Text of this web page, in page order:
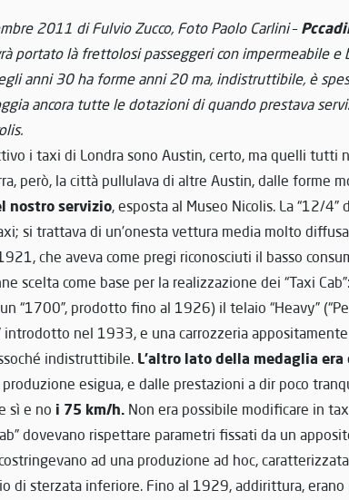
2011 di Fulvio Zucco, Foto Paolo Carlini–
portato là frettolosi passeggeri con impermeabile e
anni 30 ha forme anni 20 ma, indistruttibile, è
ancora tutte le dotazioni di quando prestava
i taxi di Londra sono Austin, certo, ma quelli
però, la città pullulava di altre Austin, dalle forme
nostro servizio, esposta al Museo Nicolis. La “12/
si trattava di un’onesta vettura media molto
che aveva come pregi riconosciuti il basso
scelta come base per la realizzazione dei “Taxi
“1700”, prodotto fino al 1926) il telaio “Heavy”
introdotto nel 1933, e una carrozzeria
indistruttibile. L’altro lato della medaglia
esigua, e dalle prestazioni a dir poco
sì e no i 75 km/h. Non era possibile modificare in
dovevano rispettare parametri fissati da un
ad una produzione ad hoc,
di sterzata inferiore. Fino al 1929, addirittura,